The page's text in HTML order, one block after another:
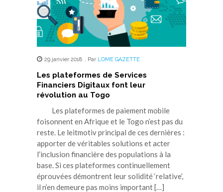
29 janvier 2018 , Par LOME GAZETTE
Les plateformes de Services
Financiers Digitaux font leur
révolution au Togo
Les plateformes de paiement mobile
foisonnent en Afrique et le Togo n’est pas du
reste. Le leitmotiv principal de ces dernières :
apporter de véritables solutions et acter
l’inclusion financière des populations à la
base. Si ces plateformes continuellement
éprouvées démontrent leur solidité ‘relative’,
il n’en demeure pas moins important […]